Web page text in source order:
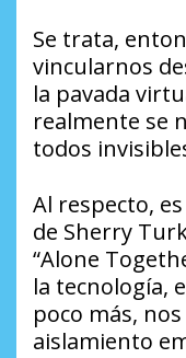
Se trata,
vincularnos
la pavada
realmente se
todos
Al respecto,
de Sherry
“Alone
la tecnología,
poco más,
aislamiento